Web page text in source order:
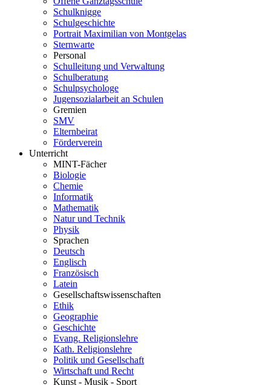
Schulknigge
Schulgeschichte
Portrait Maximilian von Montgelas
Sternwarte
Personal
Schulleitung und Verwaltung
Schulberatung
Schulpsychologe
Jugensozialarbeit an Schulen
Gremien
SMV
Elternbeirat
Förderverein
Unterricht
MINT-Fächer
Biologie
Chemie
Informatik
Mathematik
Natur und Technik
Physik
Sprachen
Deutsch
Englisch
Französisch
Latein
Gesellschaftswissenschaften
Ethik
Geographie
Geschichte
Evang. Religionslehre
Kath. Religionslehre
Politik und Gesellschaft
Wirtschaft und Recht
Kunst - Musik - Sport